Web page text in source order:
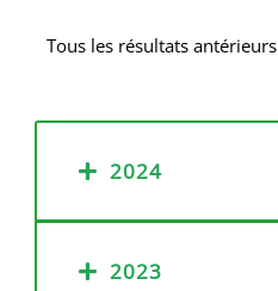
Tous les résultats antérieurs
2024
2023